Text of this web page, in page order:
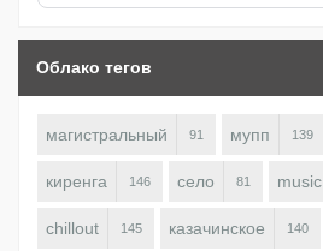
Облако тегов
магистральный 91 мупп 139
киренга 146 село 81 music
chillout 145 казачинское 140